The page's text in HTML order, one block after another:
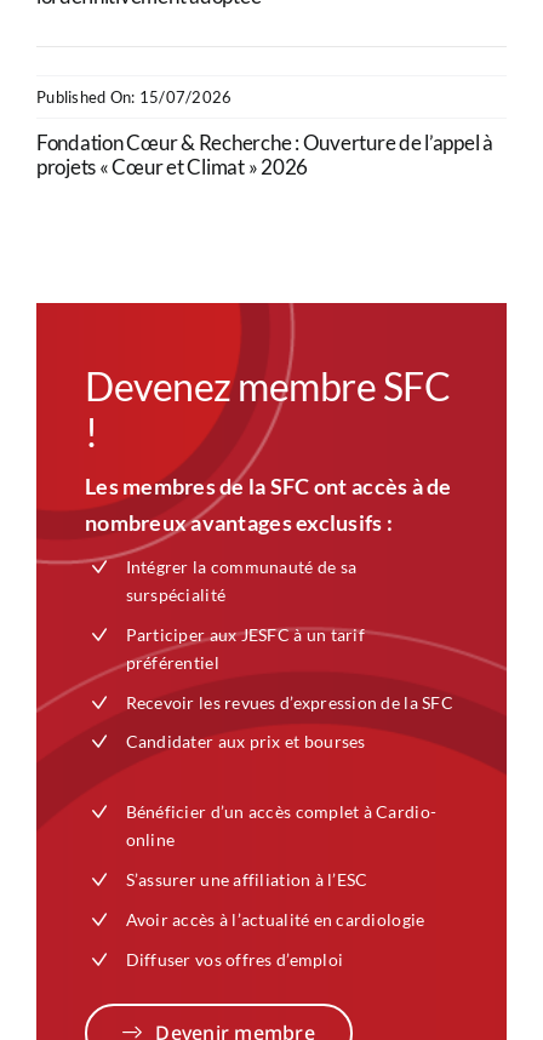
Published On: 15/07/2026
Fondation Cœur & Recherche : Ouverture de l’appel à
projets « Cœur et Climat » 2026
Devenez membre SFC
!
Les membres de la SFC ont accès à de
nombreux avantages exclusifs :
Intégrer la communauté de sa
surspécialité
Participer aux JESFC à un tarif
préférentiel
Recevoir les revues d’expression de la SFC
Candidater aux prix et bourses
Bénéficier d’un accès complet à Cardio-
online
S’assurer une affiliation à l’ESC
Avoir accès à l’actualité en cardiologie
Diffuser vos offres d’emploi
Devenir membre